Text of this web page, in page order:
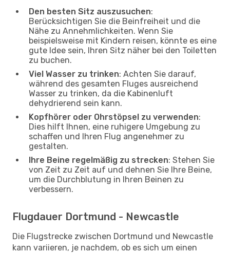
Den besten Sitz auszusuchen:
Berücksichtigen Sie die Beinfreiheit und die
Nähe zu Annehmlichkeiten. Wenn Sie
beispielsweise mit Kindern reisen, könnte es eine
gute Idee sein, Ihren Sitz näher bei den Toiletten
zu buchen.
Viel Wasser zu trinken: Achten Sie darauf,
während des gesamten Fluges ausreichend
Wasser zu trinken, da die Kabinenluft
dehydrierend sein kann.
Kopfhörer oder Ohrstöpsel zu verwenden:
Dies hilft Ihnen, eine ruhigere Umgebung zu
schaffen und Ihren Flug angenehmer zu
gestalten.
Ihre Beine regelmäßig zu strecken: Stehen Sie
von Zeit zu Zeit auf und dehnen Sie Ihre Beine,
um die Durchblutung in Ihren Beinen zu
verbessern.
Flugdauer Dortmund - Newcastle
Die Flugstrecke zwischen Dortmund und Newcastle
kann variieren, je nachdem, ob es sich um einen